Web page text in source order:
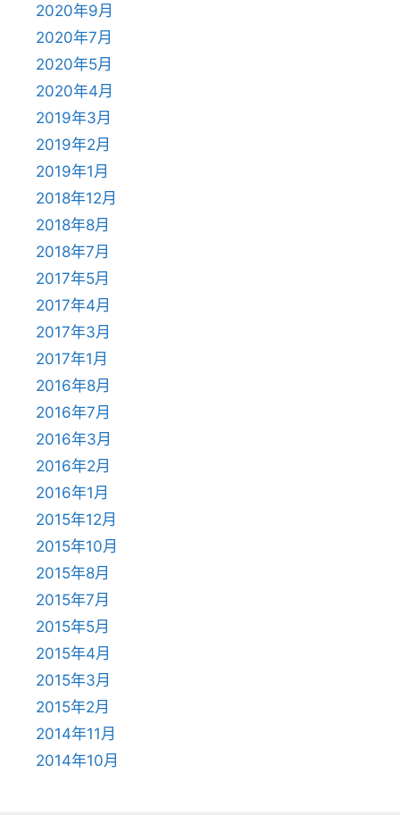
2020年9月
2020年7月
2020年5月
2020年4月
2019年3月
2019年2月
2019年1月
2018年12月
2018年8月
2018年7月
2017年5月
2017年4月
2017年3月
2017年1月
2016年8月
2016年7月
2016年3月
2016年2月
2016年1月
2015年12月
2015年10月
2015年8月
2015年7月
2015年5月
2015年4月
2015年3月
2015年2月
2014年11月
2014年10月